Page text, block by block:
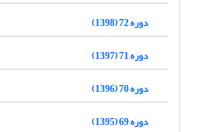
دوره 72 (1398)
دوره 71 (1397)
دوره 70 (1396)
دوره 69 (1395)